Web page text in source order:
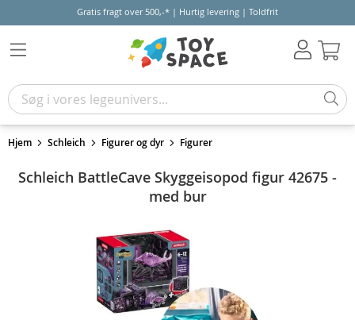
Gratis fragt over 500,-* | Hurtig levering | Toldfrit
Hjem Schleich Figurer og dyr Figurer
Schleich BattleCave Skyggeisopod figur 42675 -
med bur